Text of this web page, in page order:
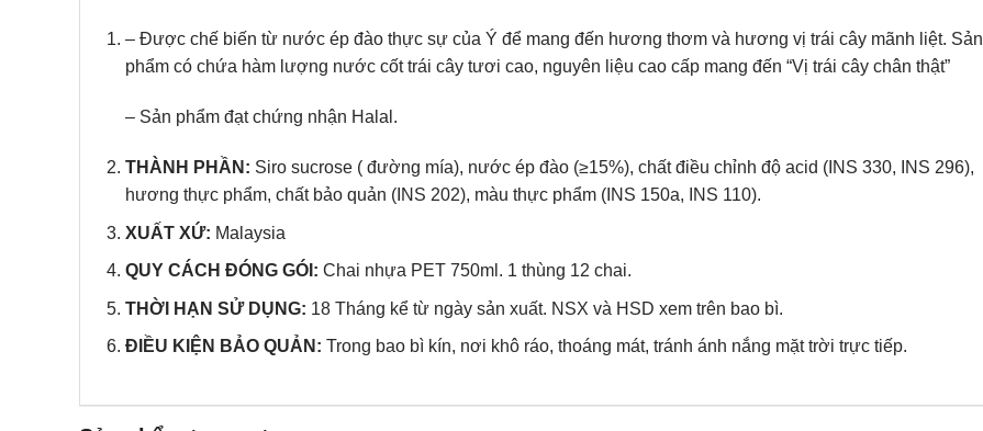
– Được chế biến từ nước ép đào thực sự của Ý để mang đến hương thơm và hương vị trái cây mãnh liệt. Sản
phẩm có chứa hàm lượng nước cốt trái cây tươi cao, nguyên liệu cao cấp mang đến “Vị trái cây chân thật”
– Sản phẩm đạt chứng nhận Halal.
THÀNH PHẦN: Siro sucrose ( đường mía), nước ép đào (≥15%), chất điều chỉnh độ acid (INS 330, INS 296),
hương thực phẩm, chất bảo quản (INS 202), màu thực phẩm (INS 150a, INS 110).
XUẤT XỨ: Malaysia
QUY CÁCH ĐÓNG GÓI: Chai nhựa PET 750ml. 1 thùng 12 chai.
THỜI HẠN SỬ DỤNG: 18 Tháng kể từ ngày sản xuất. NSX và HSD xem trên bao bì.
ĐIỀU KIỆN BẢO QUẢN: Trong bao bì kín, nơi khô ráo, thoáng mát, tránh ánh nắng mặt trời trực tiếp.